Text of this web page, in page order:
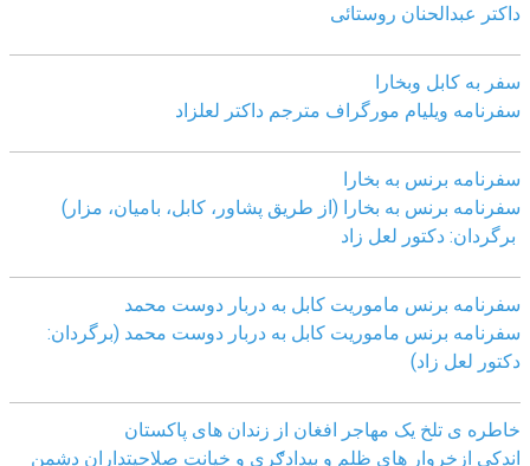
داکتر عبدالحنان روستائی
سفر به کابل وبخارا
سفرنامه ویلیام مورگراف مترجم داکتر لعلزاد
سفرنامه برنس به بخارا
سفرنامه برنس به بخارا (از طریق پشاور، کابل، بامیان، مزار)
برگردان: دکتور لعل زاد
سفرنامه برنس ماموریت کابل به دربار دوست محمد
سفرنامه برنس ماموریت کابل به دربار دوست محمد (برگردان:
دکتور لعل زاد)
خاطره ی تلخ یک مھاجر افغان از زندان ھای پاکستان
اندکی ازخروار ھای ظلم و بیدادګری و خیانت صلاحیتداران دشمن